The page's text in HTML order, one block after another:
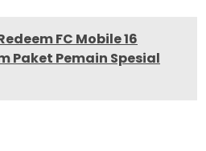
FC Mobile 16
Paket Pemain Spesial